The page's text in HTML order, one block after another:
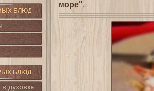
БЛЮД
БЛЮД
духовке
море".